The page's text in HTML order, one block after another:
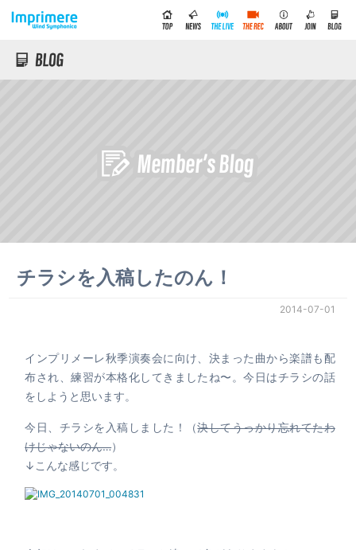
チラシを入稿したのん！
2014-07-01
インプリメーレ秋季演奏会に向け、決まった曲から楽譜も配
布され、練習が本格化してきましたね〜。今日はチラシの話
をしようと思います。
今日、チラシを入稿しました！（決してうっかり忘れてたわ
けじゃないのん…）
↓こんな感じです。